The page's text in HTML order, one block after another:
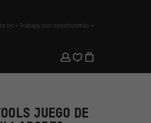
bc Trabaja con nosotrosmás
JUEGO DE